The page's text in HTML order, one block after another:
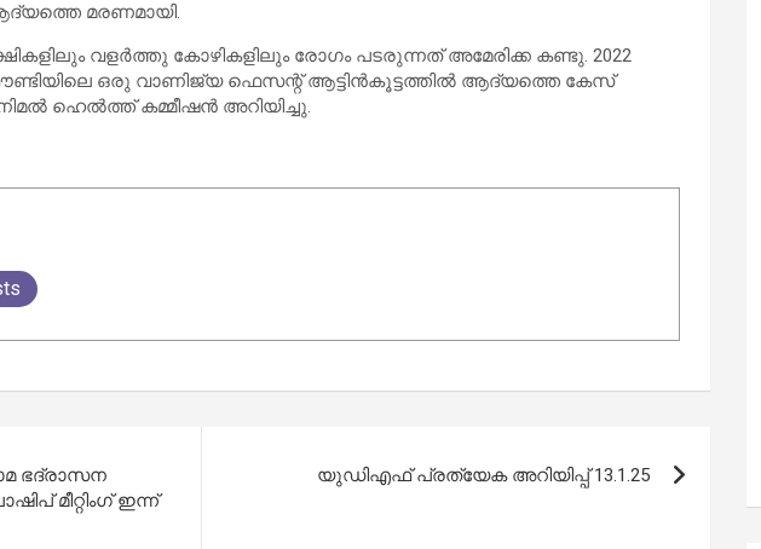
മരണമായി.
വളർത്തു കോഴികളിലും രോഗം പടരുന്നത് അമേരിക്ക കണ്ടു. 2022
ഒരു വാണിജ്യ ഫെസന്റ് ആട്ടിൻകൂട്ടത്തിൽ ആദ്യത്തെ കേസ്
ഹെൽത്ത് കമ്മീഷൻ അറിയിച്ചു.
ഭദ്രാസന
മീറ്റിംഗ് ഇന്ന്
യുഡിഎഫ് പ്രത്യേക അറിയിപ്പ് 13.1.25